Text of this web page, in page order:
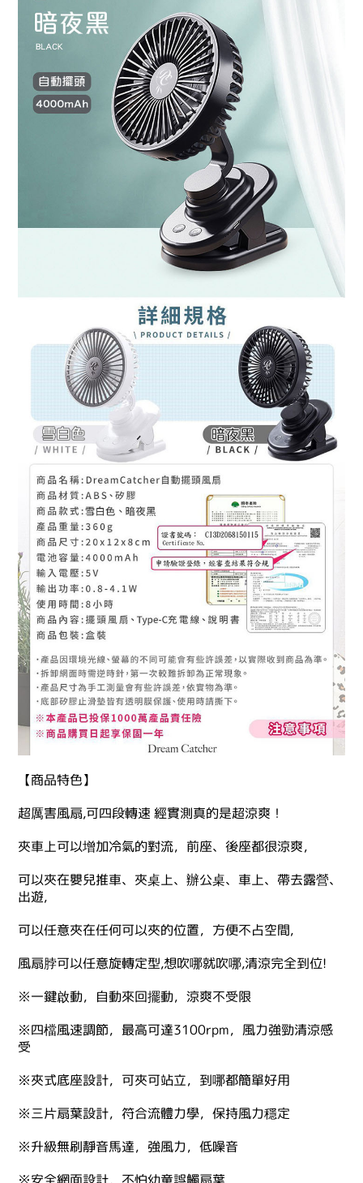
【商品特色】
超厲害風扇,可四段轉速 經實測真的是超涼爽！
夾車上可以增加冷氣的對流，前座、後座都很涼爽，
可以夾在嬰兒推車、夾桌上、辦公桌、車上、帶去露營、
出遊,
可以任意夾在任何可以夾的位置，方便不占空間,
風扇脖可以任意旋轉定型,想吹哪就吹哪,清涼完全到位!
※一鍵啟動，自動來回擺動，涼爽不受限
※四檔風速調節，最高可達3100rpm，風力強勁清涼感
受
※夾式底座設計，可夾可站立，到哪都簡單好用
※三片扇葉設計，符合流體力學，保持風力穩定
※升級無刷靜音馬達，強風力，低噪音